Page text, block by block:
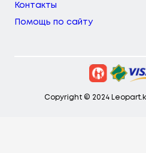
Контакты
Помощь по сайту
Copyright © 2024